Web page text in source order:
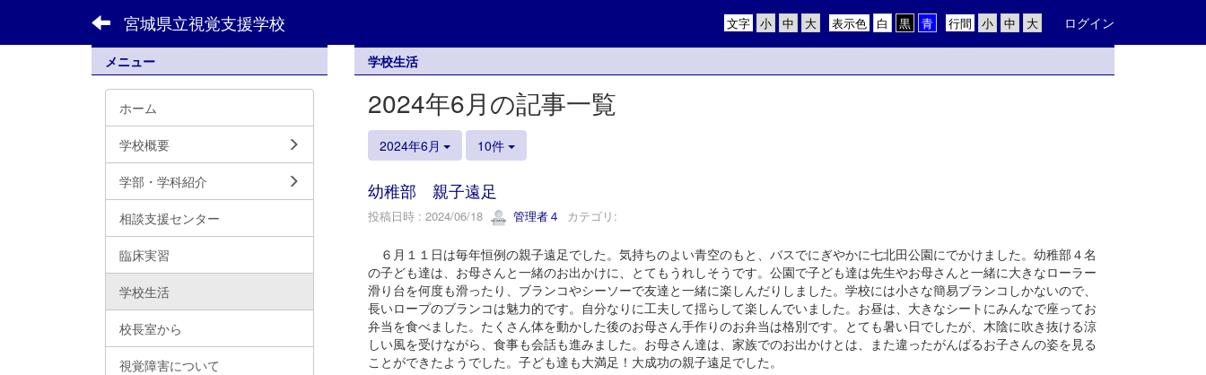
宮城県立視覚支援学校 行間
表示色
文字 ログイン
学校生活
2024年6月の記事一覧
2024年6月 10件
幼稚部 親子遠足
投稿日時 : 2024/06/18 管理者４ カテゴリ:
６月１１日は毎年恒例の親子遠足でした。気持ちのよい青空のもと、バスでにぎやかに七北田公園にでかけました。幼稚部４名
の子ども達は、お母さんと一緒のお出かけに、とてもうれしそうです。公園で子ども達は先生やお母さんと一緒に大きなローラー
滑り台を何度も滑ったり、ブランコやシーソーで友達と一緒に楽しんだりしました。学校には小さな簡易ブランコしかないので、
長いロープのブランコは魅力的です。自分なりに工夫して揺らして楽しんでいました。お昼は、大きなシートにみんなで座ってお
弁当を食べました。たくさん体を動かした後のお母さん手作りのお弁当は格別です。とても暑い日でしたが、木陰に吹き抜ける涼
しい風を受けながら、食事も会話も進みました。お母さん達は、家族でのお出かけとは、また違ったがんばるお子さんの姿を見る
ことができたようでした。子ども達も大満足！大成功の親子遠足でした。
メニュー
ホーム
学校概要
学部・学科紹介
相談支援センター
臨床実習
学校生活
校長室から
視覚障害について